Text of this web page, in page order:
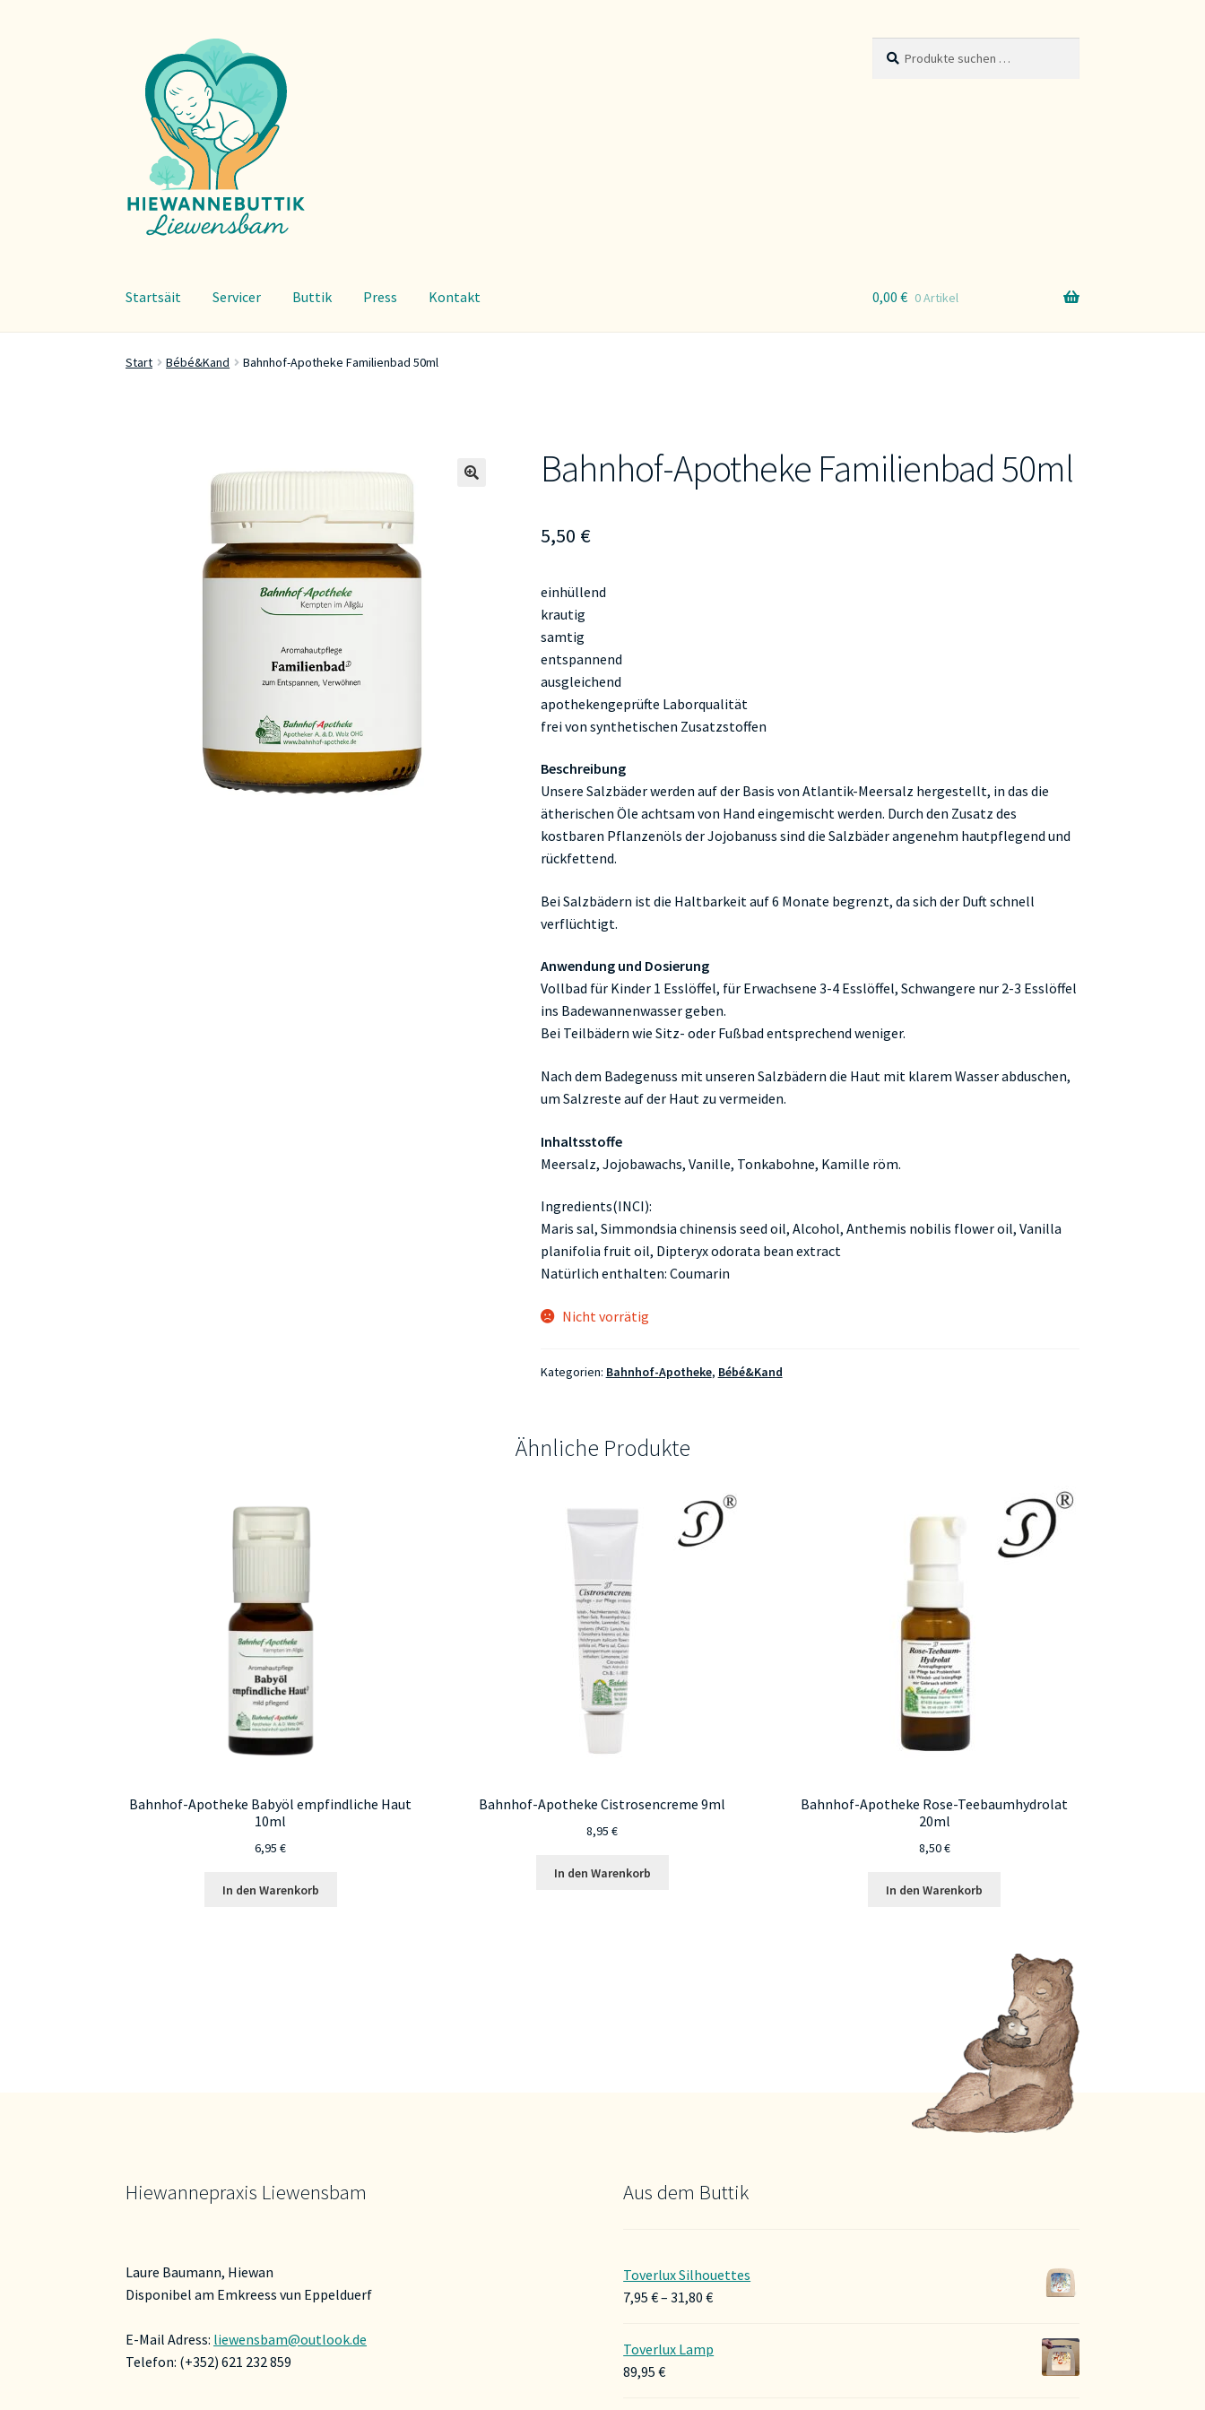
Navigation
springen
Inhalt
springen
nach:
Startsäit Servicer Buttik Press Kontakt 0,00 € 0 Artikel
Start Bébé&Kand Bahnhof-Apotheke Familienbad 50ml
Bahnhof-Apotheke Familienbad 50ml
5,50 €
einhüllend
krautig
samtig
entspannend
ausgleichend
apothekengeprüfte Laborqualität
frei von synthetischen Zusatzstoffen
Beschreibung
Unsere Salzbäder werden auf der Basis von Atlantik-Meersalz hergestellt, in das die
ätherischen Öle achtsam von Hand eingemischt werden. Durch den Zusatz des
kostbaren Pflanzenöls der Jojobanuss sind die Salzbäder angenehm hautpflegend und
rückfettend.
Bei Salzbädern ist die Haltbarkeit auf 6 Monate begrenzt, da sich der Duft schnell
verflüchtigt.
Anwendung und Dosierung
Vollbad für Kinder 1 Esslöffel, für Erwachsene 3-4 Esslöffel, Schwangere nur 2-3 Esslöffel
ins Badewannenwasser geben.
Bei Teilbädern wie Sitz- oder Fußbad entsprechend weniger.
Nach dem Badegenuss mit unseren Salzbädern die Haut mit klarem Wasser abduschen,
um Salzreste auf der Haut zu vermeiden.
Inhaltsstoffe
Meersalz, Jojobawachs, Vanille, Tonkabohne, Kamille röm.
Ingredients(INCI):
Maris sal, Simmondsia chinensis seed oil, Alcohol, Anthemis nobilis flower oil, Vanilla
planifolia fruit oil, Dipteryx odorata bean extract
Natürlich enthalten: Coumarin
Nicht vorrätig
Kategorien: Bahnhof-Apotheke, Bébé&Kand
Ähnliche Produkte
Bahnhof-Apotheke Babyöl empfindliche Haut
10ml
6,95€
In den Warenkorb
Bahnhof-Apotheke Cistrosencreme 9ml
8,95€
In den Warenkorb
Bahnhof-Apotheke Rose-Teebaumhydrolat
20ml
8,50€
In den Warenkorb
Hiewannepraxis Liewensbam
Laure Baumann, Hiewan
Disponibel am Emkreess vun Eppelduerf
E-Mail Adress: liewensbam@outlook.de
Telefon: (+352) 621 232 859
Aus dem Buttik
Toverlux Silhouettes
7,95€–31,80€Preisspanne:
Toverlux Lamp
89,95€